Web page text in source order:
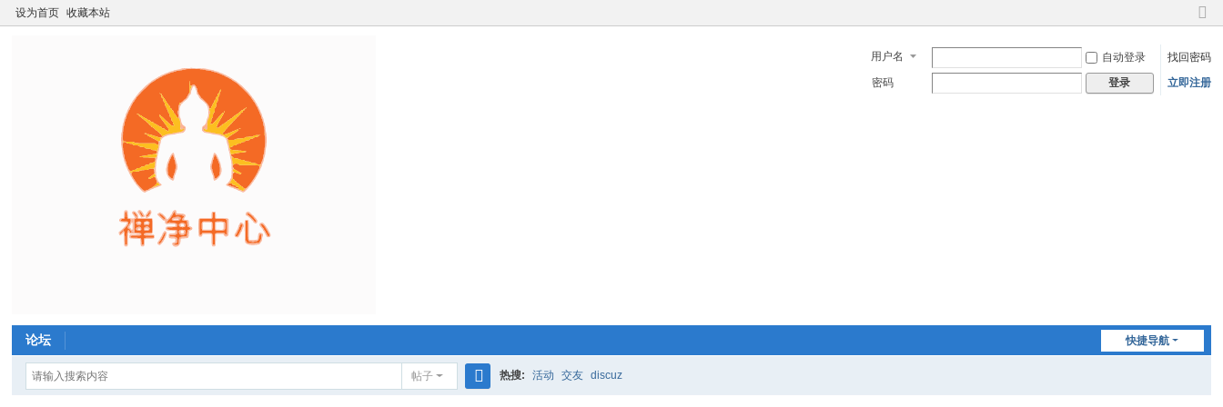
设为首页 收藏本站
切
到
窄
用户名 自动登录
找回密码
密码
登录 立即注册
快捷导航
论坛
帖子 热搜: 活动 交友 discuz